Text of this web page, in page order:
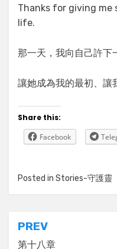
Thanks for giving me
life.
那一天，我向自己許下
讓她成為我的最初、讓
Share this:
Facebook
Posted in Stories-守護靈
Post
PREV
第十八章